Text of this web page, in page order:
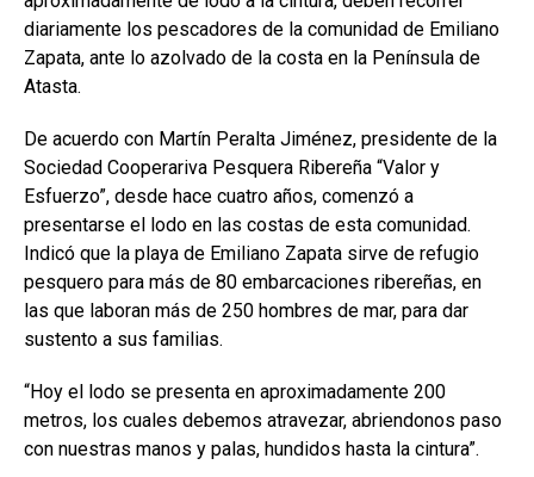
diariamente los pescadores de la comunidad de Emiliano
Zapata, ante lo azolvado de la costa en la Península de
Atasta.
De acuerdo con Martín Peralta Jiménez, presidente de la
Sociedad Cooperariva Pesquera Ribereña “Valor y
Esfuerzo”, desde hace cuatro años, comenzó a
presentarse el lodo en las costas de esta comunidad.
Indicó que la playa de Emiliano Zapata sirve de refugio
pesquero para más de 80 embarcaciones ribereñas, en
las que laboran más de 250 hombres de mar, para dar
sustento a sus familias.
“Hoy el lodo se presenta en aproximadamente 200
metros, los cuales debemos atravezar, abriendonos paso
con nuestras manos y palas, hundidos hasta la cintura”.